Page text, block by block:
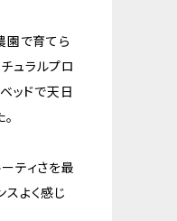
園で育てら
ュラルプロ
ッドで天日
ティさを最
よく感じ